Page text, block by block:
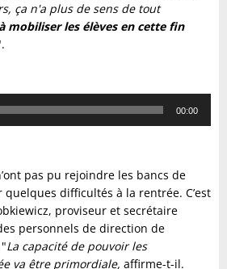
ça n'a plus de sens de tout
mobiliser les élèves en cette fin
00:00
pas pu rejoindre les bancs de
quelques difficultés à la rentrée. C’est
proviseur et secrétaire
personnels de direction de
La capacité de pouvoir les
va être primordiale, affirme-t-il.